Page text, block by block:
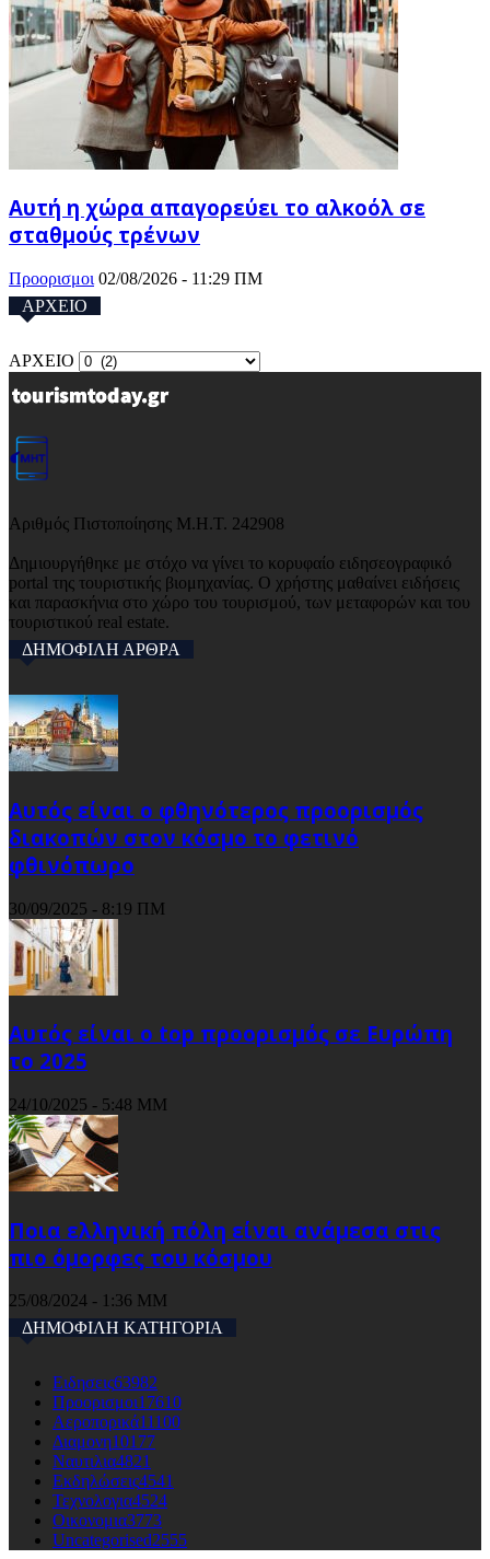
Αυτή η χώρα απαγορεύει το αλκοόλ σε
σταθμούς τρένων
Προορισμοι 02/08/2026 - 11:29 ΠΜ
ΑΡΧΕΙΟ
ΑΡΧΕΙΟ
Αριθμός Πιστοποίησης Μ.Η.Τ. 242908
Δημιουργήθηκε με στόχο να γίνει το κορυφαίο ειδησεογραφικό
portal της τουριστικής βιομηχανίας. Ο χρήστης μαθαίνει ειδήσεις
και παρασκήνια στο χώρο του τουρισμού, των μεταφορών και του
τουριστικού real estate.
ΔΗΜΟΦΙΛΗ ΑΡΘΡΑ
Αυτός είναι ο φθηνότερος προορισμός
διακοπών στον κόσμο το φετινό
φθινόπωρο
30/09/2025 - 8:19 ΠΜ
Αυτός είναι ο top προορισμός σε Ευρώπη
το 2025
24/10/2025 - 5:48 ΜΜ
Ποια ελληνική πόλη είναι ανάμεσα στις
πιο όμορφες του κόσμου
25/08/2024 - 1:36 ΜΜ
ΔΗΜΟΦΙΛΗ ΚΑΤΗΓΟΡΙΑ
Ειδησεις63982
Προορισμοι17610
Αεροπορικά11100
Διαμονη10177
Ναυτιλια4821
Εκδηλώσεις4541
Τεχνολογια4524
Οικονομια3773
Uncategorised2555